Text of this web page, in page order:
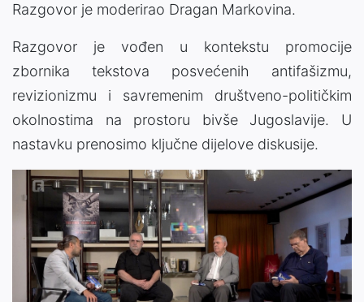
Razgovor je moderirao Dragan Markovina.
Razgovor je vođen u kontekstu promocije
zbornika tekstova posvećenih antifašizmu,
revizionizmu i savremenim društveno-političkim
okolnostima na prostoru bivše Jugoslavije. U
nastavku prenosimo ključne dijelove diskusije.